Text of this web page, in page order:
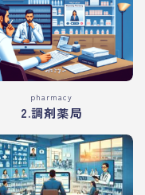
pharmacy
2.調剤薬局